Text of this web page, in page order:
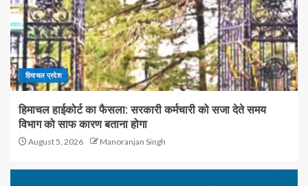
हिमाचल प्रदेश
हिमाचल हाईकोर्ट का फैसला: सरकारी कर्मचारी को सजा देते समय
विभाग को साफ कारण बताना होगा
August 5, 2026 Manoranjan Singh